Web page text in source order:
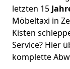
letzten 15
Möbeltaxi in
Kisten
Service? Hier
komplette